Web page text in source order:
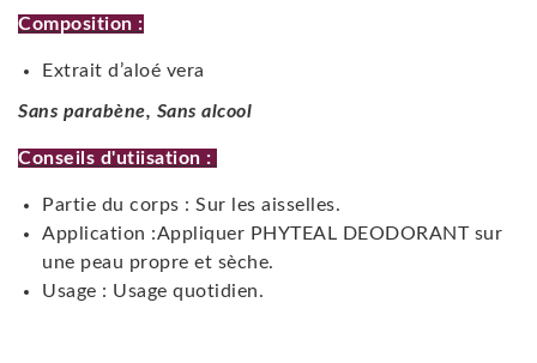
Composition :
Extrait d’aloé vera
Sans parabène, Sans alcool
Conseils d'utiisation :
Partie du corps : Sur les aisselles.
Application :Appliquer PHYTEAL DEODORANT sur
une peau propre et sèche.
Usage : Usage quotidien.